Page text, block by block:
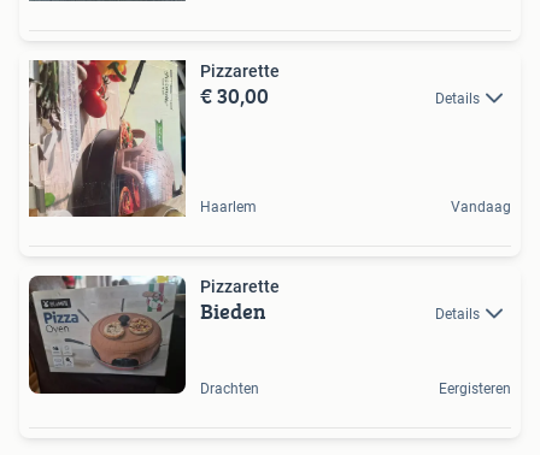
Pizzarette
€ 30,00 Details
Haarlem Vandaag
Pizzarette
Bieden Details
Drachten Eergisteren